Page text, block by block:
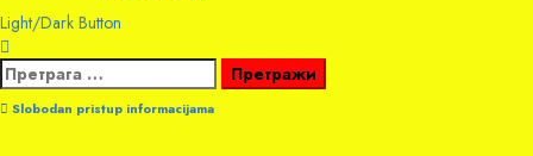
Light/Dark Button
Претрага
за:
Slobodan pristup informacijama